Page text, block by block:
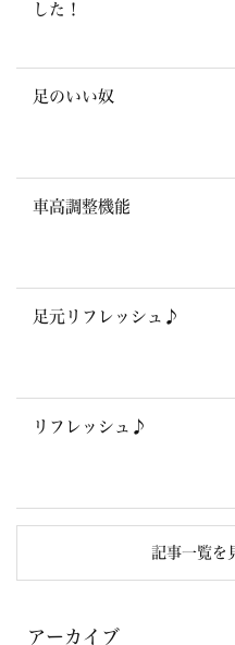
した！
足のいい奴
車高調整機能
足元リフレッシュ♪
リフレッシュ♪
記事一覧を
アーカイブ